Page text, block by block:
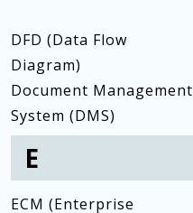
DFD (Data Flow
Diagram)
Document Management
System (DMS)
E
ECM (Enterprise